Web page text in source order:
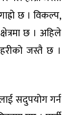
छ । विकल्प,
छ । अहिले
जस्तै छ ।
सदुपयोग गर्न